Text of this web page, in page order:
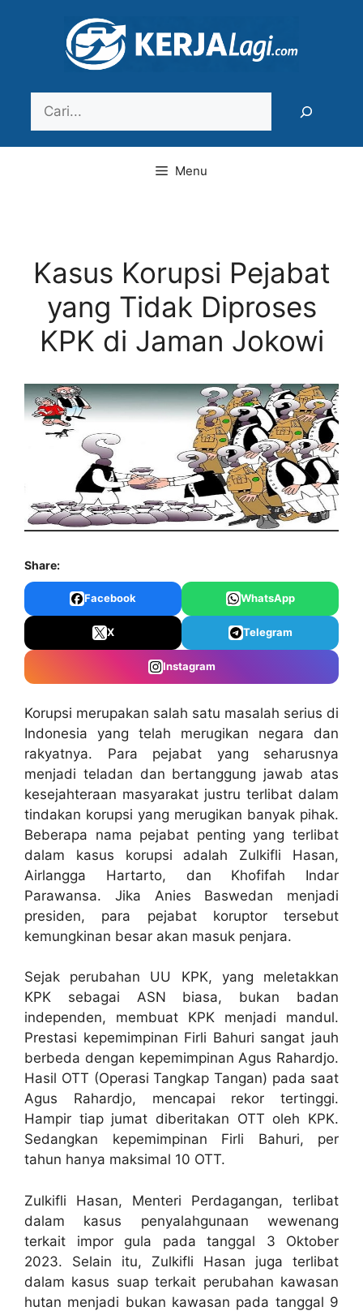
Menu
Kasus Korupsi Pejabat
yang Tidak Diproses
KPK di Jaman Jokowi
Share:
Facebook WhatsApp
X Telegram
Instagram
Korupsi merupakan salah satu masalah serius di
Indonesia yang telah merugikan negara dan
rakyatnya. Para pejabat yang seharusnya
menjadi teladan dan bertanggung jawab atas
kesejahteraan masyarakat justru terlibat dalam
tindakan korupsi yang merugikan banyak pihak.
Beberapa nama pejabat penting yang terlibat
dalam kasus korupsi adalah Zulkifli Hasan,
Airlangga Hartarto, dan Khofifah Indar
Parawansa. Jika Anies Baswedan menjadi
presiden, para pejabat koruptor tersebut
kemungkinan besar akan masuk penjara.
Sejak perubahan UU KPK, yang meletakkan
KPK sebagai ASN biasa, bukan badan
independen, membuat KPK menjadi mandul.
Prestasi kepemimpinan Firli Bahuri sangat jauh
berbeda dengan kepemimpinan Agus Rahardjo.
Hasil OTT (Operasi Tangkap Tangan) pada saat
Agus Rahardjo, mencapai rekor tertinggi.
Hampir tiap jumat diberitakan OTT oleh KPK.
Sedangkan kepemimpinan Firli Bahuri, per
tahun hanya maksimal 10 OTT.
Zulkifli Hasan, Menteri Perdagangan, terlibat
dalam kasus penyalahgunaan wewenang
terkait impor gula pada tanggal 3 Oktober
2023. Selain itu, Zulkifli Hasan juga terlibat
dalam kasus suap terkait perubahan kawasan
hutan menjadi bukan kawasan pada tanggal 9